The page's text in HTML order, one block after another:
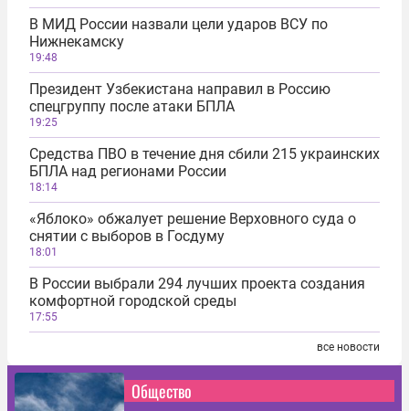
В МИД России назвали цели ударов ВСУ по
Нижнекамску
19:48
Президент Узбекистана направил в Россию
спецгруппу после атаки БПЛА
19:25
Средства ПВО в течение дня сбили 215 украинских
БПЛА над регионами России
18:14
«Яблоко» обжалует решение Верховного суда о
снятии с выборов в Госдуму
18:01
В России выбрали 294 лучших проекта создания
комфортной городской среды
17:55
все новости
Общество